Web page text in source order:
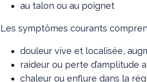
au talon ou au poignet
Les symptômes courants
douleur vive et localisée,
raideur ou perte d’amplitude
chaleur ou enflure dans la